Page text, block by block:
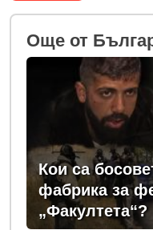
Oще от
Кои са
фабрика за
„Факултета“?